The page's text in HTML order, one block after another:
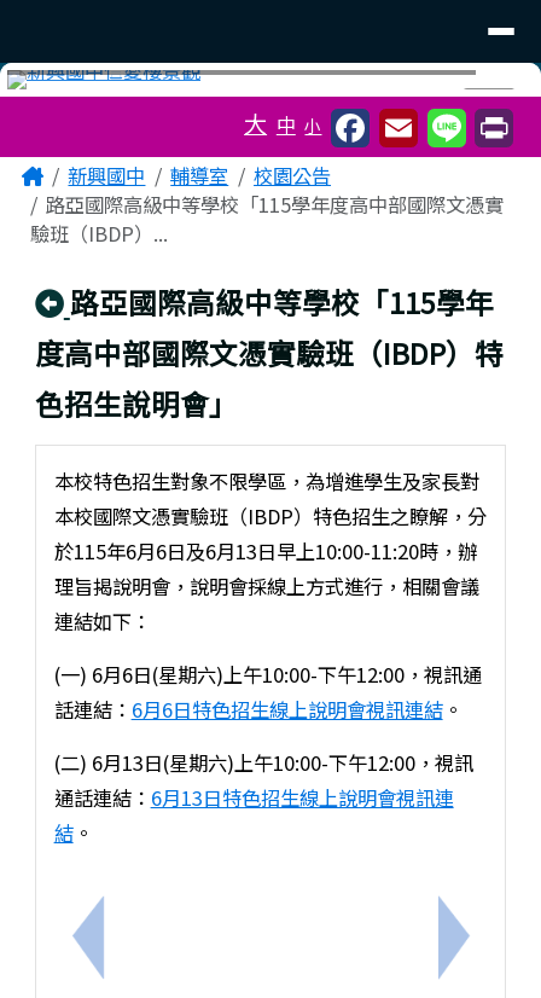
⏸
大 中 小
主內容區域
Home新興國中 輔導室
校園公告
路亞國際高級中等學校「115學年度高中部國際文憑實
驗班（IBDP）...
回上頁
路亞國際高級中等學校「115學年
度高中部國際文憑實驗班（IBDP）特
色招生說明會」
上一筆：國立臺南大學附屬高級中學「技職特色宣導
本校特色招生對象不限學區，為增進學生及家長對
本校國際文憑實驗班（IBDP）特色招生之瞭解，分
於115年6月6日及6月13日早上10:00-11:20時，辦
理旨揭說明會，說明會採線上方式進行，相關會議
連結如下：
(一) 6月6日(星期六)上午10:00-下午12:00，視訊通
話連結： 6月6日特色招生線上說明會視訊連結。
(二) 6月13日(星期六)上午10:00-下午12:00，視訊
通話連結： 6月13日特色招生線上說明會視訊連
結。
下一筆：
頁尾區域